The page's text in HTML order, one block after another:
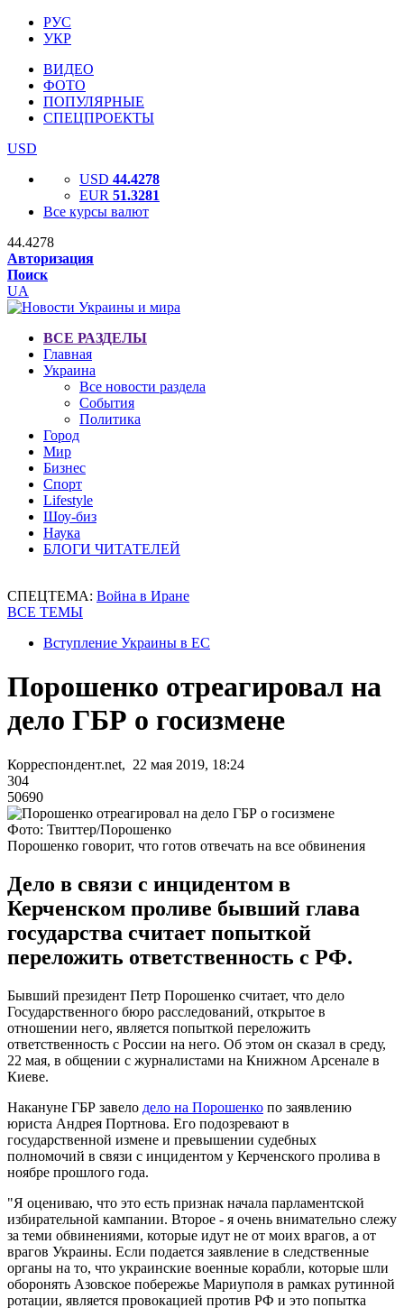
РУС
УКР
ВИДЕО
ФОТО
ПОПУЛЯРНЫЕ
СПЕЦПРОЕКТЫ
USD
USD 44.4278
EUR 51.3281
Все курсы валют
44.4278
Авторизация
Поиск
UA
ВСЕ РАЗДЕЛЫ
Главная
Украина
Все новости раздела
События
Политика
Город
Мир
Бизнес
Спорт
Lifestyle
Шоу-биз
Наука
БЛОГИ ЧИТАТЕЛЕЙ
СПЕЦТЕМА: Война в Иране
ВСЕ ТЕМЫ
Вступление Украины в ЕС
Порошенко отреагировал на
дело ГБР о госизмене
Корреспондент.net, 22 мая 2019, 18:24
304
50690
Фото: Твиттер/Порошенко
Порошенко говорит, что готов отвечать на все обвинения
Дело в связи с инцидентом в
Керченском проливе бывший глава
государства считает попыткой
переложить ответственность с РФ.
Бывший президент Петр Порошенко считает, что дело
Государственного бюро расследований, открытое в
отношении него, является попыткой переложить
ответственность с России на него. Об этом он сказал в среду,
22 мая, в общении с журналистами на Книжном Арсенале в
Киеве.
Накануне ГБР завело дело на Порошенко по заявлению
юриста Андрея Портнова. Его подозревают в
государственной измене и превышении судебных
полномочий в связи с инцидентом у Керченского пролива в
ноябре прошлого года.
"Я оцениваю, что это есть признак начала парламентской
избирательной кампании. Второе - я очень внимательно слежу
за теми обвинениями, которые идут не от моих врагов, а от
врагов Украины. Если подается заявление в следственные
органы на то, что украинские военные корабли, которые шли
оборонять Азовское побережье Мариуполя в рамках рутинной
ротации, является провокацией против РФ и это попытка